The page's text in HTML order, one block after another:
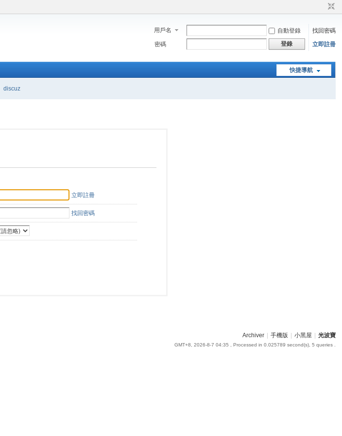
用戶名 自動登錄
找回密碼
密碼
登錄 立即註冊
快捷導航
discuz
立即註冊
找回密碼
Archiver 手機版 小黑屋 光波寶
GMT+8, 2026-8-7 04:35 , Processed in 0.025789 second(s), 5 queries .